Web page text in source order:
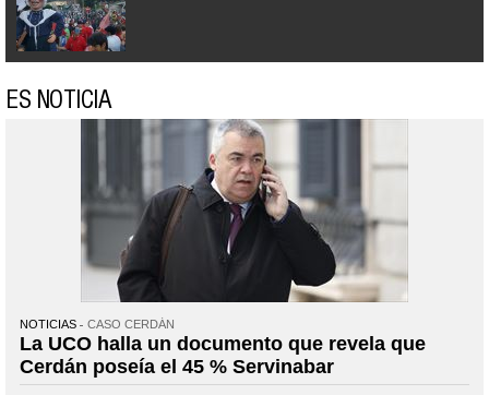
ES NOTICIA
NOTICIAS CASO CERDÁN
La UCO halla un documento que revela que
Cerdán poseía el 45 % Servinabar